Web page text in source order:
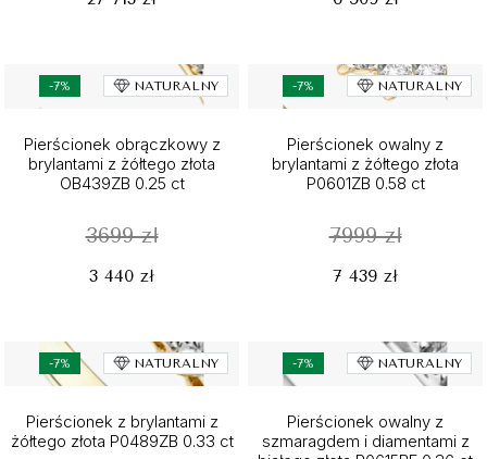
-7% NATURALNY
Pierścionek obrączkowy z
brylantami z żółtego złota
OB439ZB 0.25 ct
3699 zł
3 440 zł
-7% NATURALNY
Pierścionek owalny z
brylantami z żółtego złota
P0601ZB 0.58 ct
7999 zł
7 439 zł
-7% NATURALNY
Pierścionek z brylantami z
żółtego złota P0489ZB 0.33 ct
-7% NATURALNY
Pierścionek owalny z
szmaragdem i diamentami z